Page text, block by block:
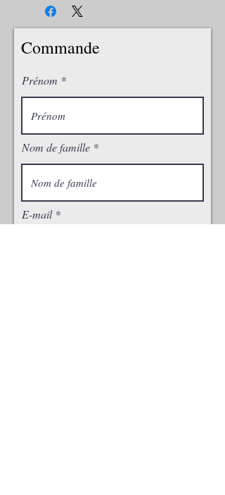
Commande
Prénom
Nom de famille
E-mail